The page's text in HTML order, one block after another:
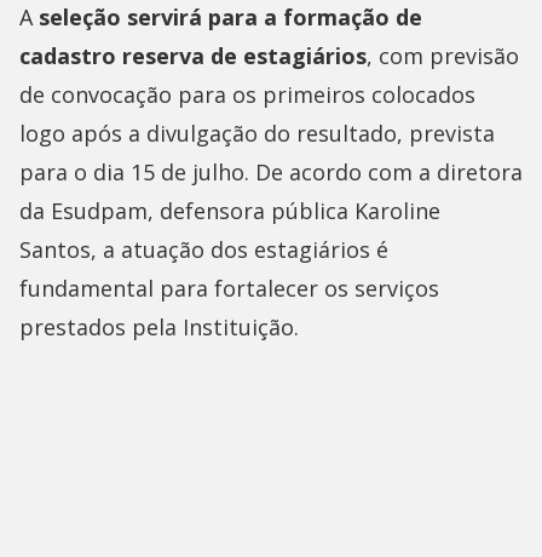
A seleção servirá para a formação de
cadastro reserva de estagiários, com previsão
de convocação para os primeiros colocados
logo após a divulgação do resultado, prevista
para o dia 15 de julho. De acordo com a diretora
da Esudpam, defensora pública Karoline
Santos, a atuação dos estagiários é
fundamental para fortalecer os serviços
prestados pela Instituição.